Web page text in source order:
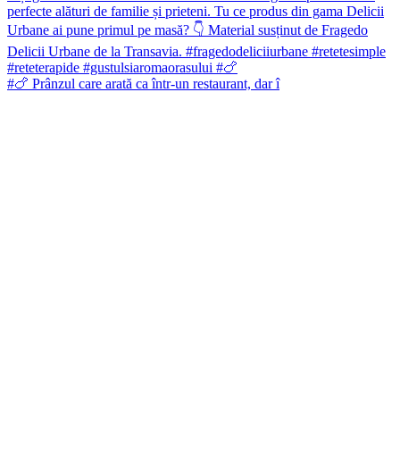
#🍗 Prânzul care arată ca într-un restaurant, dar î